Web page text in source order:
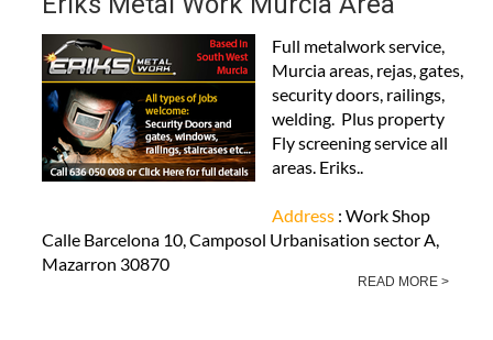
Full metalwork service,
Murcia areas, rejas, gates,
security doors, railings,
welding. Plus property
Fly screening service all
areas. Eriks..
Address : Work Shop
Calle Barcelona 10, Camposol Urbanisation sector A,
Mazarron 30870
READ MORE >